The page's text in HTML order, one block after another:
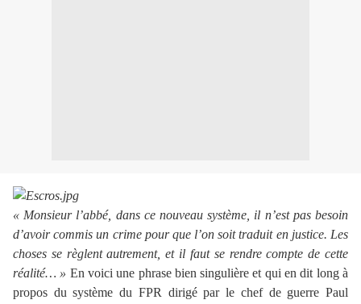
« Monsieur l’abbé, dans ce nouveau système, il n’est pas besoin
d’avoir commis un crime pour que l’on soit traduit en justice. Les
choses se règlent autrement, et il faut se rendre compte de cette
réalité… » En voici une phrase bien singulière et qui en dit long à
propos du système du FPR dirigé par le chef de guerre Paul